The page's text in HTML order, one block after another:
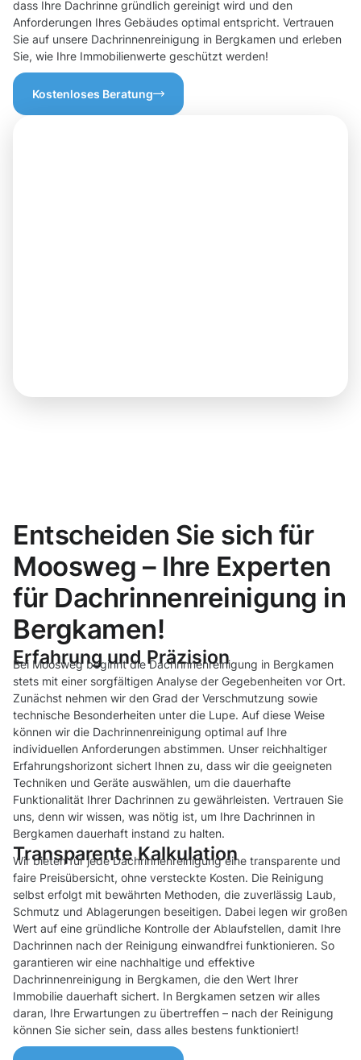
dass Ihre Dachrinne gründlich gereinigt wird und den
Anforderungen Ihres Gebäudes optimal entspricht. Vertrauen
Sie auf unsere Dachrinnenreinigung in Bergkamen und erleben
Sie, wie Ihre Immobilienwerte geschützt werden!
Kostenloses Beratung
Entscheiden Sie sich für
Moosweg – Ihre Experten
für Dachrinnenreinigung in
Bergkamen!
Erfahrung und Präzision
Bei Moosweg beginnt die Dachrinnenreinigung in Bergkamen
stets mit einer sorgfältigen Analyse der Gegebenheiten vor Ort.
Zunächst nehmen wir den Grad der Verschmutzung sowie
technische Besonderheiten unter die Lupe. Auf diese Weise
können wir die Dachrinnenreinigung optimal auf Ihre
individuellen Anforderungen abstimmen. Unser reichhaltiger
Erfahrungshorizont sichert Ihnen zu, dass wir die geeigneten
Techniken und Geräte auswählen, um die dauerhafte
Funktionalität Ihrer Dachrinnen zu gewährleisten. Vertrauen Sie
uns, denn wir wissen, was nötig ist, um Ihre Dachrinnen in
Bergkamen dauerhaft instand zu halten.
Transparente Kalkulation
Wir bieten für jede Dachrinnenreinigung eine transparente und
faire Preisübersicht, ohne versteckte Kosten. Die Reinigung
selbst erfolgt mit bewährten Methoden, die zuverlässig Laub,
Schmutz und Ablagerungen beseitigen. Dabei legen wir großen
Wert auf eine gründliche Kontrolle der Ablaufstellen, damit Ihre
Dachrinnen nach der Reinigung einwandfrei funktionieren. So
garantieren wir eine nachhaltige und effektive
Dachrinnenreinigung in Bergkamen, die den Wert Ihrer
Immobilie dauerhaft sichert. In Bergkamen setzen wir alles
daran, Ihre Erwartungen zu übertreffen – nach der Reinigung
können Sie sicher sein, dass alles bestens funktioniert!